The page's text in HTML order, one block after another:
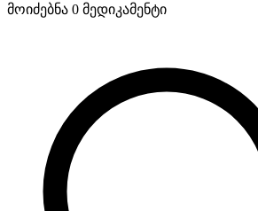
მოიძებნა 0 მედიკამენტი